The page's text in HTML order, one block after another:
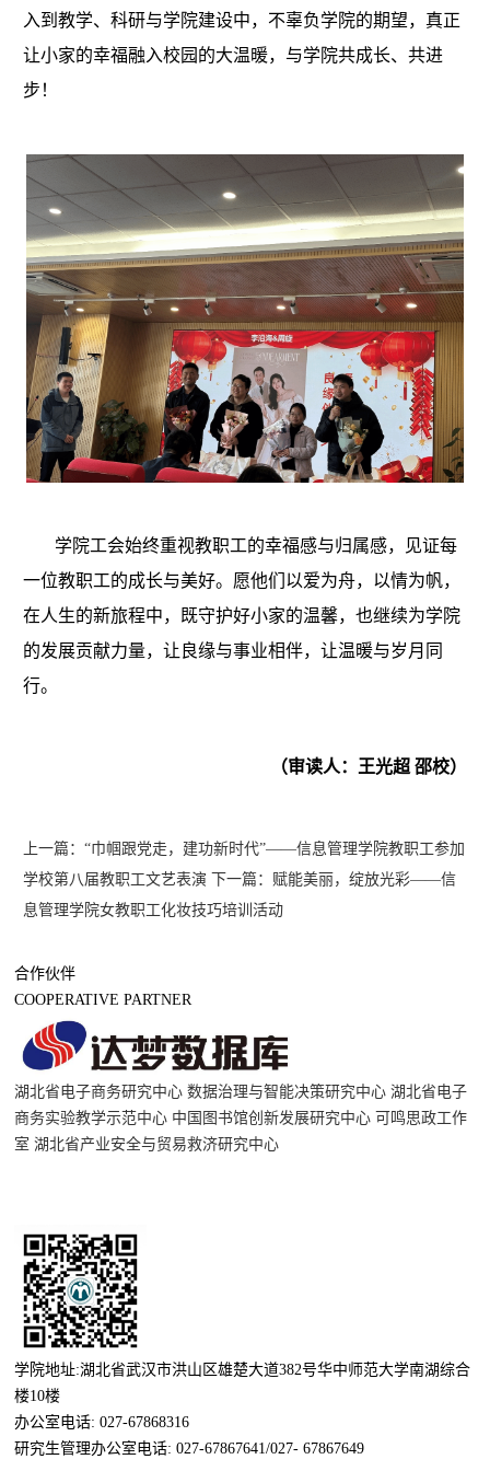
入到教学、科研与学院建设中，不辜负学院的期望，真正
让小家的幸福融入校园的大温暖，与学院共成长、共进
步！
学院工会始终重视教职工的幸福感与归属感，见证每
一位教职工的成长与美好。愿他们以爱为舟，以情为帆，
在人生的新旅程中，既守护好小家的温馨，也继续为学院
的发展贡献力量，让良缘与事业相伴，让温暖与岁月同
行。
（审读人：王光超 邵校）
上一篇：“巾帼跟党走，建功新时代”——信息管理学院教职工参加
学校第八届教职工文艺表演
下一篇：赋能美丽，绽放光彩——信
息管理学院女教职工化妆技巧培训活动
合作伙伴
COOPERATIVE PARTNER
湖北省电子商务研究中心 数据治理与智能决策研究中心 湖北省电子
商务实验教学示范中心 中国图书馆创新发展研究中心 可鸣思政工作
室 湖北省产业安全与贸易救济研究中心
学院地址:湖北省武汉市洪山区雄楚大道382号华中师范大学南湖综合
楼10楼
办公室电话: 027-67868316
研究生管理办公室电话: 027-67867641/027- 67867649